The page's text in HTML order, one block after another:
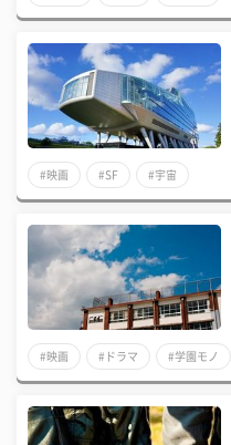
#映画 #SF #宇宙
#映画 #ドラマ #学園モノ